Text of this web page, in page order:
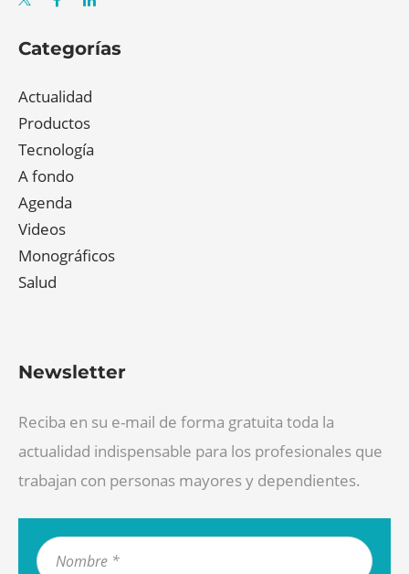
Categorías
Actualidad
Productos
Tecnología
A fondo
Agenda
Videos
Monográficos
Salud
Newsletter
Reciba en su e-mail de forma gratuita toda la
actualidad indispensable para los profesionales que
trabajan con personas mayores y dependientes.